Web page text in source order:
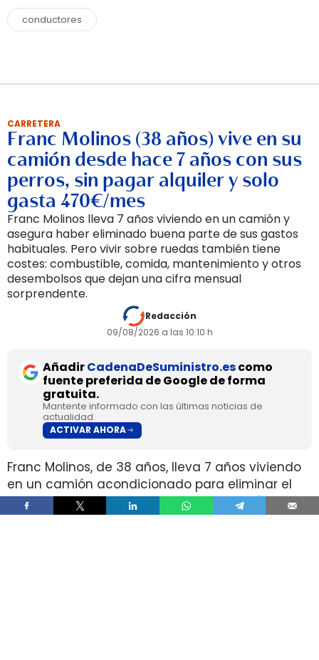
conductores
CARRETERA
Franc Molinos (38 años) vive en su
camión desde hace 7 años con sus
perros, sin pagar alquiler y solo
gasta 470€/mes
Franc Molinos lleva 7 años viviendo en un camión y
asegura haber eliminado buena parte de sus gastos
habituales. Pero vivir sobre ruedas también tiene
costes: combustible, comida, mantenimiento y otros
desembolsos que dejan una cifra mensual
sorprendente.
Redacción
09/08/2026 a las 10:10 h
AñadirCadenaDeSuministro.escomo
fuente preferida de Google de forma
gratuita.
Mantente informado con las últimas noticias de
actualidad.
ACTIVAR AHORA
Franc Molinos, de 38 años, lleva 7 años viviendo
en un camión acondicionado para eliminar el
alquiler y recortar sus gastos fijos. El vehículo
incorpora cocina, dormitorio, espacio de